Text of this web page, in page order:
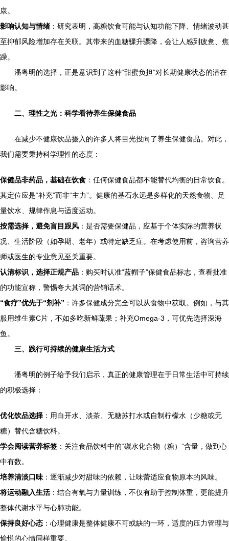
康。
影响认知与情绪 ：研究表明，高糖饮食可能与认知功能下降、情绪波动甚
至抑郁风险增加存在关联。其带来的血糖骤升骤降，会让人感到疲惫、焦
躁。
潘粤明的选择，正是意识到了这种“甜蜜负担”对长期健康状态的潜在
影响。
二、理性之光：科学看待养生保健食品
在减少不健康饮品摄入的许多人将目光投向了养生保健食品。对此，
我们需要秉持科学理性的态度：
保健品非药品，基础在饮食 ：任何保健食品都不能替代均衡的日常饮食。
其定位应是“补充”而非“主力”。健康的基石永远是多样化的天然食物、足
量饮水、规律作息与适度运动。
按需选择，避免盲目跟风 ：是否需要保健品，应基于个体实际的营养状
况、生活阶段（如孕期、老年）或特定缺乏症。在考虑使用前，咨询营养
师或医生的专业意见至关重要。
认清标识，选择正规产品 ：购买时认准“蓝帽子”保健食品标志，查看批准
的功能宣称，警惕夸大其词的营销话术。
“食疗”优先于“剂补” ：许多保健成分完全可以从食物中获取。例如，与其
服用维生素C片，不如多吃新鲜蔬果；补充Omega-3，可优先选择深海
鱼。
三、践行可持续的健康生活方式
潘粤明的例子给予我们启示，真正的健康管理在于日常生活中可持续
的积极选择：
优化饮品选择 ：用白开水、淡茶、无糖苏打水或自制柠檬水（少糖或无
糖）替代含糖饮料。
学会阅读营养标签 ：关注食品饮料中的“碳水化合物（糖）”含量，做到心
中有数。
培养清淡口味 ：逐渐减少对甜味的依赖，让味蕾适应食物原本的风味。
将运动融入生活 ：结合有氧与力量训练，不仅有助于控制体重，更能提升
整体代谢水平与心肺功能。
保持良好心态 ：心理健康是整体健康不可或缺的一环，适度的压力管理与
愉悦的心情同样重要。